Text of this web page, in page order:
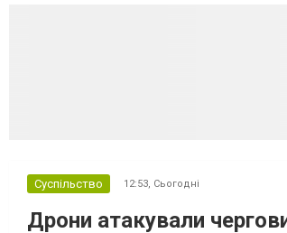
Суспільство 12:53, Сьогодні
Дрони атакували